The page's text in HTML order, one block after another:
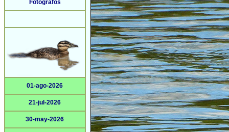
Fotógrafos
01-ago-2026
21-jul-2026
30-may-2026